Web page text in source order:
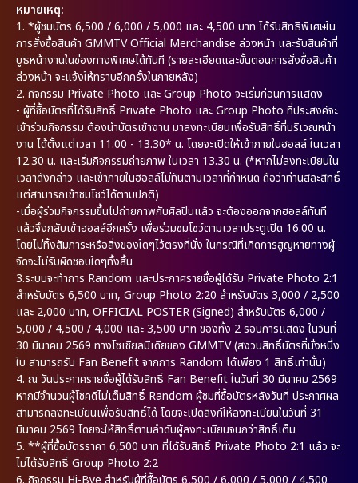
หมายเหตุ:
1. *ผู้ชมบัตร 6,500 / 6,000 / 5,000 และ 4,500 บาท ได้รับสิทธิพิเศษใน
การสั่งซื้อสินค้า GMMTV Official Merchandise ล่วงหน้า และรับสินค้าที่
บูธหน้างานในช่องทางพิเศษได้ทันที (รายละเอียดและขั้นตอนการสั่งซื้อสินค้า
ล่วงหน้า จะแจ้งให้ทราบอีกครั้งในภายหลัง)
2. กิจกรรม Private Photo และ Group Photo จะเริ่มก่อนการแสดง
- ผู้ที่ซื้อบัตรที่ได้รับสิทธิ์ Private Photo และ Group Photo ที่ประสงค์จะ
เข้าร่วมกิจกรรม ต้องนำบัตรเข้างาน มาลงทะเบียนเพื่อรับสิทธิ์ที่บริเวณหน้า
งาน ได้ตั้งแต่เวลา 11.00 - 13.30* น. โดยจะเปิดให้เข้าภายในฮอลล์ ในเวลา
12.30 น. และเริ่มกิจกรรมถ่ายภาพ ในเวลา 13.30 น. (*หากไม่ลงทะเบียนใน
เวลาดังกล่าว และเข้าภายในฮอลล์ไม่ทันตามเวลาที่กำหนด ถือว่าท่านสละสิทธิ์
แต่สามารถเข้าชมโชว์ได้ตามปกติ)
-เมื่อผู้ร่วมกิจกรรมขึ้นไปถ่ายภาพกับศิลปินแล้ว จะต้องออกจากฮอลล์ทันที
แล้วจึงกลับเข้าฮอลล์อีกครั้ง เพื่อร่วมชมโชว์ตามเวลาประตูเปิด 16.00 น.
โดยไม่ทิ้งสัมภาระหรือสิ่งของใดๆไว้ตรงที่นั่ง ในกรณีที่เกิดการสูญหายทางผู้
จัดจะไม่รับผิดชอบใดๆทั้งสิ้น
3.ระบบจะทำการ Random และประกาศรายชื่อผู้ได้รับ Private Photo 2:1
สำหรับบัตร 6,500 บาท, Group Photo 2:20 สำหรับบัตร 3,000 / 2,500
และ 2,000 บาท, OFFICIAL POSTER (Signed) สำหรับบัตร 6,000 /
5,000 / 4,500 / 4,000 และ 3,500 บาท ของทั้ง 2 รอบการแสดง ในวันที่
30 มีนาคม 2569 ทางโซเชียลมีเดียของ GMMTV (สงวนสิทธิ์บัตรที่นั่งหนึ่ง
ใบ สามารถรับ Fan Benefit จากการ Random ได้เพียง 1 สิทธิ์เท่านั้น)
4. ณ วันประกาศรายชื่อผู้ได้รับสิทธิ์ Fan Benefit ในวันที่ 30 มีนาคม 2569
หากมีจำนวนผู้โชคดีไม่เต็มสิทธิ์ Random ผู้ชมที่ซื้อบัตรหลังวันที่ ประกาศผล
สามารถลงทะเบียนเพื่อรับสิทธิ์ได้ โดยจะเปิดลิงก์ให้ลงทะเบียนในวันที่ 31
มีนาคม 2569 โดยจะให้สิทธิ์ตามลำดับผู้ลงทะเบียนจนกว่าสิทธิ์เต็ม
5. **ผู้ที่ซื้อบัตรราคา 6,500 บาท ที่ได้รับสิทธิ์ Private Photo 2:1 แล้ว จะ
ไม่ได้รับสิทธิ์ Group Photo 2:2